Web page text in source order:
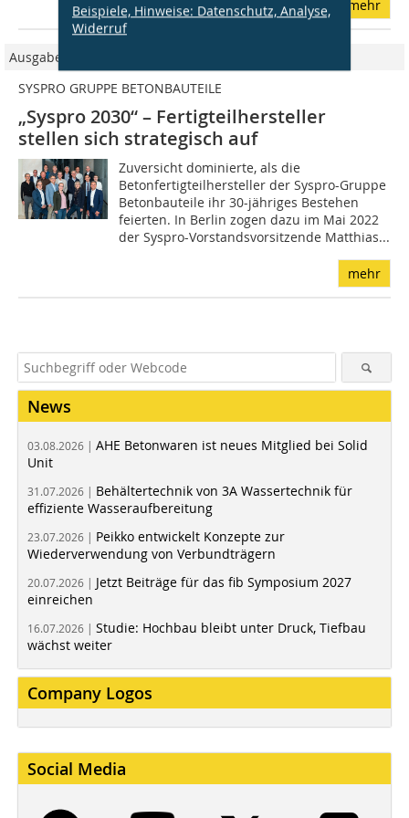
Beispiele, Hinweise: Datenschutz, Analyse,
Widerruf
mehr
Ausgabe 08/2022
SYSPRO GRUPPE BETONBAUTEILE
„Syspro 2030“ – Fertigteilhersteller
stellen sich strategisch auf
Zuversicht dominierte, als die
Betonfertigteilhersteller der Syspro-Gruppe
Betonbauteile ihr 30-jähriges Bestehen
feierten. In Berlin zogen dazu im Mai 2022
der Syspro-Vorstandsvorsitzende Matthias...
mehr
News
03.08.2026 | AHE Betonwaren ist neues Mitglied bei Solid
Unit
31.07.2026 | Behältertechnik von 3A Wassertechnik für
effiziente Wasseraufbereitung
23.07.2026 | Peikko entwickelt Konzepte zur
Wiederverwendung von Verbundträgern
20.07.2026 | Jetzt Beiträge für das fib Symposium 2027
einreichen
16.07.2026 | Studie: Hochbau bleibt unter Druck, Tiefbau
wächst weiter
Company Logos
Social Media